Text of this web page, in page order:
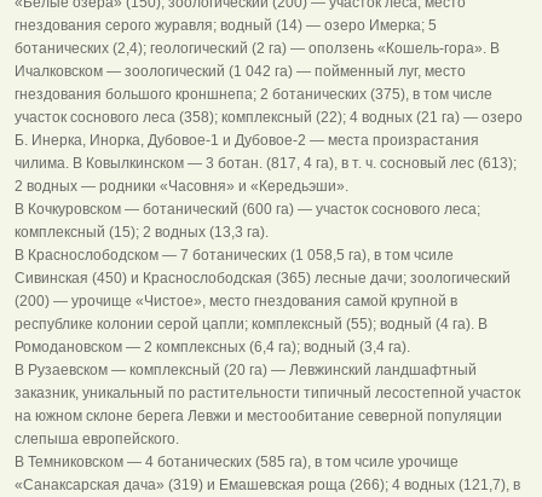
гнездования серого журавля; водный (14) — озеро Имерка; 5
ботанических (2,4); геологический (2 га) — оползень «Кошель-гора». В
Ичалковском — зоологический (1 042 га) — пойменный луг, место
гнездования большого кроншнепа; 2 ботанических (375), в том числе
участок соснового леса (358); комплексный (22); 4 водных (21 га) — озеро
Б. Инерка, Инорка, Дубовое-1 и Дубовое-2 — места произрастания
чилима. В Ковылкинском — 3 ботан. (817, 4 га), в т. ч. сосновый лес (613);
2 водных — родники «Часовня» и «Кередьэши».
В Кочкуровском — ботанический (600 га) — участок соснового леса;
комплексный (15); 2 водных (13,3 га).
В Краснослободском — 7 ботанических (1 058,5 га), в том чсиле
Сивинская (450) и Краснослободская (365) лесные дачи; зоологический
(200) — урочище «Чистое», место гнездования самой крупной в
республике колонии серой цапли; комплексный (55); водный (4 га). В
Ромодановском — 2 комплексных (6,4 га); водный (3,4 га).
В Рузаевском — комплексный (20 га) — Левжинский ландшафтный
заказник, уникальный по растительности типичный лесостепной участок
на южном склоне берега Левжи и местообитание северной популяции
слепыша европейского.
В Темниковском — 4 ботанических (585 га), в том чсиле урочище
«Санаксарская дача» (319) и Емашевская роща (266); 4 водных (121,7), в